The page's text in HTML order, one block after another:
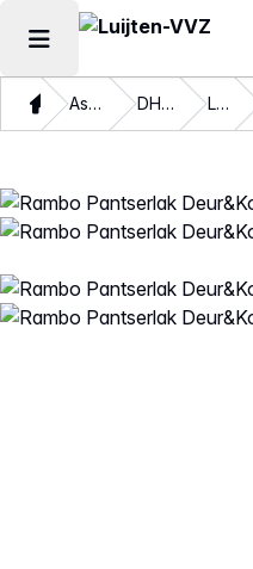
Hoofdmenu openen
ThuisAssortiment DHZ verven Lakverf